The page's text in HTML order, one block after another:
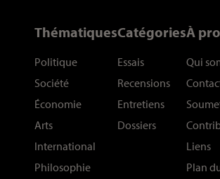
Thématiques
Politique
Société
Économie
Arts
International
Philosophie
Catégories
Essais
Recensions
Entretiens
Dossiers
À
Qui
Liens
Plan